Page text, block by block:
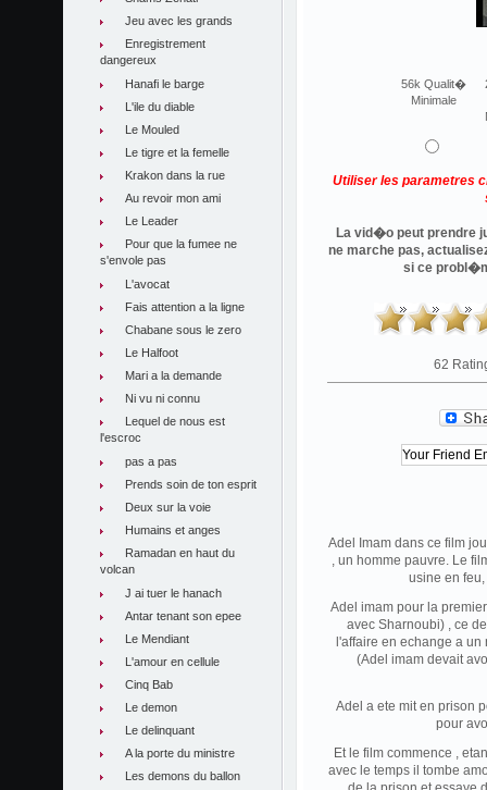
Jeu avec les grands
Enregistrement
dangereux
Hanafi le barge
L'ile du diable
Le Mouled
Le tigre et la femelle
Krakon dans la rue
Au revoir mon ami
Le Leader
Pour que la fumee ne
s'envole pas
L'avocat
Fais attention a la ligne
Chabane sous le zero
Le Halfoot
Mari a la demande
Ni vu ni connu
Lequel de nous est
l'escroc
pas a pas
Prends soin de ton esprit
Deux sur la voie
Humains et anges
Ramadan en haut du
volcan
J ai tuer le hanach
Antar tenant son epee
Le Mendiant
L'amour en cellule
Cinq Bab
Le demon
Le delinquant
A la porte du ministre
Les demons du ballon
56k Qualit�
Minimale
Utiliser les parametres
La vid�o peut prendre
ne marche pas,
si ce
62
Adel Imam dans ce film
, un homme pauvre. Le
usine en
Adel imam pour la
avec Sharnoubi) , ce
l'affaire en echange a
(Adel imam devait
Adel a ete mit en prison
pour
Et le film commence ,
avec le temps il tombe